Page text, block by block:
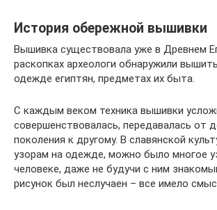
История обережной вышивки
Вышивка существовала уже в Древнем
раскопках археологи обнаружили
одежде египтян, предметах их быта.
С каждым веком техника вышивки
совершенствовалась, передавалась от
поколения к другому. В славянской
узорам на одежде, можно было многое
человеке, даже не будучи с ним
рисунок был неслучаен – все имело